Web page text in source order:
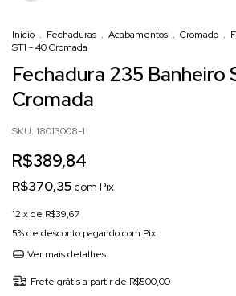
Início . Fechaduras . Acabamentos . Cromado .
ST1 - 40 Cromada
Fechadura 235 Banheiro
Cromada
SKU: 18013008-1
R$389,84
R$370,35 com Pix
12 x de R$39,67
5% de desconto pagando com Pix
Ver mais detalhes
Frete grátis a partir de R$500,00